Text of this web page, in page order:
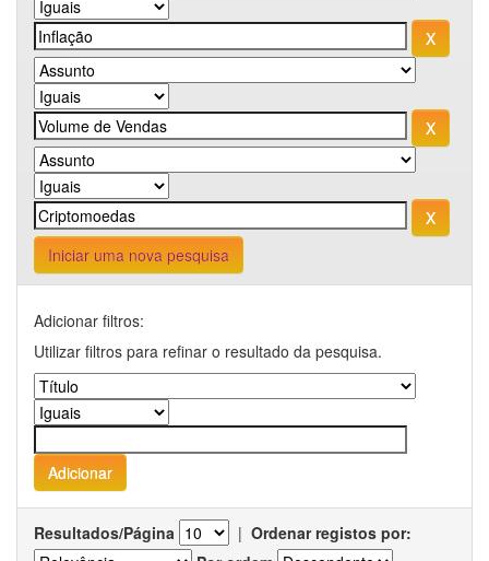
Iniciar uma nova pesquisa
Adicionar filtros:
Utilizar filtros para refinar o resultado da pesquisa.
Resultados/Página | Ordenar registos por: